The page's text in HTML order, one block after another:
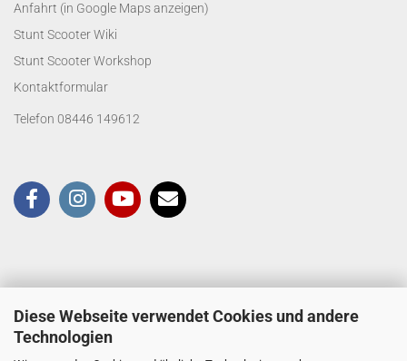
Diese Webseite verwendet Cookies und andere
Technologien
Anfahrt (in Google Maps anzeigen)
Stunt Scooter Wiki
Stunt Scooter Workshop
Kontaktformular
Telefon 08446 149612